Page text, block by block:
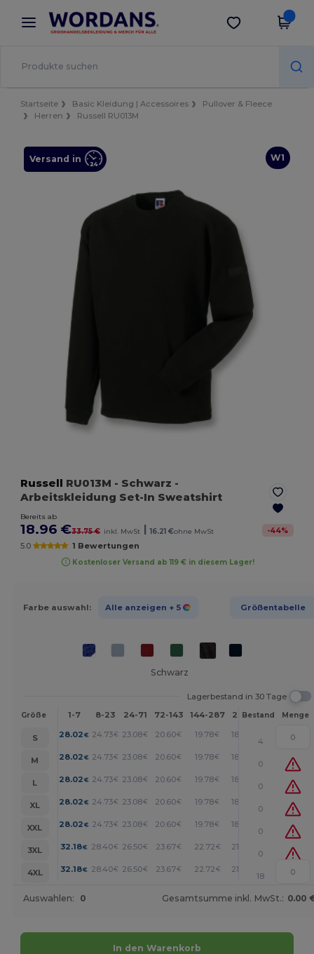
× Wordans App
Bessere Preise in der App!
App holen
Startseite Basic Kleidung | Accessoires
Pullover & Fleece
Herren
Russell RU013M
W1
Versand in
Russell RU013M - Schwarz -
Arbeitskleidung Set-In Sweatshirt
Bereits ab
18.96 €33.75 € inkl. MwSt | 16.21 €ohne MwSt -44%
5.0 1 Bewertungen
Kostenloser Versand ab 119 € in diesem Lager!
Farbe auswahl: Alle anzeigen + 5 Größentabelle
Schwarz
Lagerbestand in 30 Tage
Größe 1-7 8-23 24-71 72-143 144-287 288 + Mehr
Bestand Menge
S 28.02 € 24.73€ 23.08€ 20.60€ 19.78€ 18.96
4
M
28.02 € 24.73€ 23.08€ 20.60€ 19.78€ 18.96
0
L
28.02 € 24.73€ 23.08€ 20.60€ 19.78€ 18.96
0
XL
28.02 € 24.73€ 23.08€ 20.60€ 19.78€ 18.96
0
XXL
28.02 € 24.73€ 23.08€ 20.60€ 19.78€ 18.96
0
3XL
32.18€ 28.40€ 26.50€ 23.67€ 22.72€ 21.77
0
4XL
32.18€ 28.40€ 26.50€ 23.67€ 22.72€ 21.77
18
Auswahlen: 0 Gesamtsumme inkl. MwSt.: 0.00
In den Warenkorb